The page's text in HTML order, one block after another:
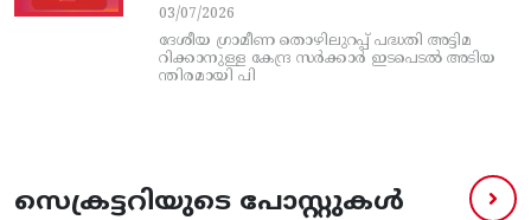
03/07/2026
ദേശീയ ഗ്രാമീണ തൊഴിലുറപ്പ്‌ പദ്ധതി അട്ടിമ
റിക്കാനുള്ള കേന്ദ്ര സര്‍ക്കാര്‍ ഇടപെടല്‍ അടിയ
ന്തിരമായി പി
സെക്രട്ടറിയുടെ പോസ്റ്റുകൾ